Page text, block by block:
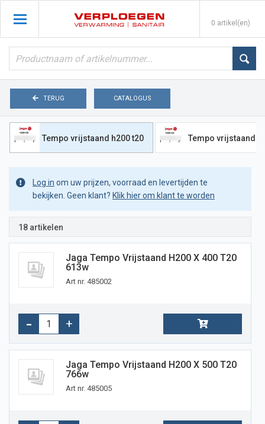
0 artikel(en)
TERUG CATALOGUS
Tempo vrijstaand h200 t20 Tempo vrijstaand
Log in om uw prijzen, voorraad en levertijden te
bekijken. Geen klant? Klik hier om klant te worden
18 artikelen
Jaga Tempo Vrijstaand H200 X 400 T20
613w
Art nr. 485002
Jaga Tempo Vrijstaand H200 X 500 T20
766w
Art nr. 485005